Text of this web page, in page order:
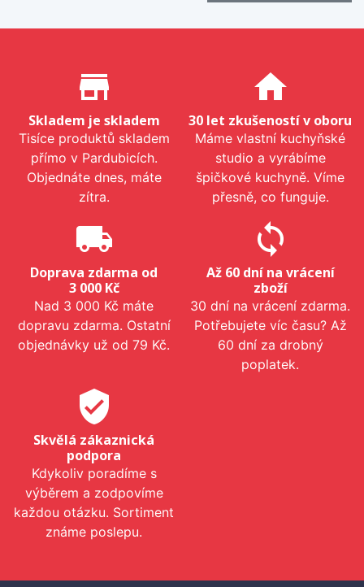
Proč nakupovat u nás?
store_mall_directory
Skladem je skladem
Tisíce produktů skladem
přímo v Pardubicích.
Objednáte dnes, máte
zítra.
home
30 let zkušeností v oboru
Máme vlastní kuchyňské
studio a vyrábíme
špičkové kuchyně. Víme
přesně, co funguje.
local_shipping
Doprava zdarma od
3 000 Kč
Nad 3 000 Kč máte
dopravu zdarma. Ostatní
objednávky už od 79 Kč.
sync
Až 60 dní na vrácení
zboží
30 dní na vrácení zdarma.
Potřebujete víc času? Až
60 dní za drobný
poplatek.
verified_user
Skvělá zákaznická
podpora
Kdykoliv poradíme s
výběrem a zodpovíme
každou otázku. Sortiment
známe poslepu.